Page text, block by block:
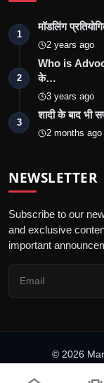
1
मॉडलिंग
2 years ago
2
Who is
के…
3 years ago
3
शादी के बाद भी
2 months ago
NEWSLETTER
Subscribe to our
and exclusive
important
© 2026